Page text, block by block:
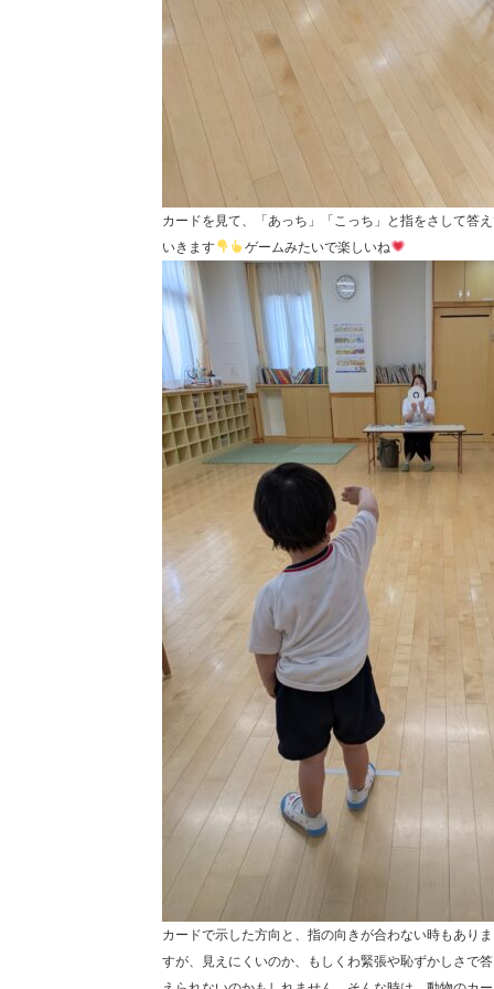
カードを見て、「あっち」「こっち」と指をさして答
いきます
ゲームみたいで楽しいね
カードで示した方向と、指の向きが合わない時もありま
すが、見えにくいのか、もしくわ緊張や恥ずかしさで答